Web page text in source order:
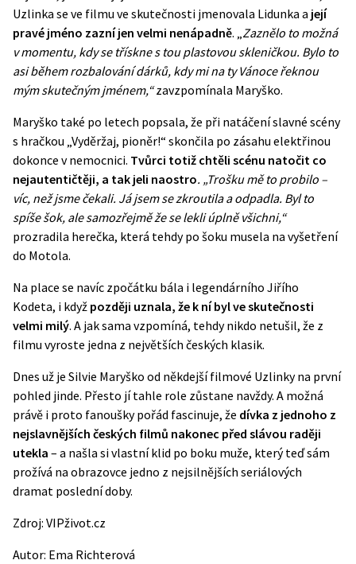
Uzlinka se ve filmu ve skutečnosti jmenovala Lidunka a její
pravé jméno zazní jen velmi nenápadně. „Zaznělo to možná
v momentu, kdy se třískne s tou plastovou skleničkou. Bylo to
asi během rozbalování dárků, kdy mi na ty Vánoce řeknou
mým skutečným jménem,“zavzpomínala Maryško.
Maryško také po letech popsala, že při natáčení slavné scény
s hračkou „Vyděržaj, pioněr!“ skončila po zásahu elektřinou
dokonce v nemocnici. Tvůrci totiž chtěli scénu natočit co
nejautentičtěji, a tak jeli naostro. „Trošku mě to probilo –
víc, než jsme čekali. Já jsem se zkroutila a odpadla. Byl to
spíše šok, ale samozřejmě že se lekli úplně všichni,“
prozradila herečka, která tehdy po šoku musela na vyšetření
do Motola.
Na place se navíc zpočátku bála i legendárního Jiřího
Kodeta, i když později uznala, že k ní byl ve skutečnosti
velmi milý. A jak sama vzpomíná, tehdy nikdo netušil, že z
filmu vyroste jedna z největších českých klasik.
Dnes už je Silvie Maryško od někdejší filmové Uzlinky na první
pohled jinde. Přesto jí tahle role zůstane navždy. A možná
právě i proto fanoušky pořád fascinuje, že dívka z jednoho z
nejslavnějších českých filmů nakonec před slávou raději
utekla – a našla si vlastní klid po boku muže, který teď sám
prožívá na obrazovce jedno z nejsilnějších seriálových
dramat poslední doby.
Zdroj: VIPživot.cz
Autor: Ema Richterová